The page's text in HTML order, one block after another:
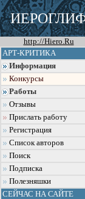
http://Hiero.Ru
АРТ-КРИТИКА
Информация
Конкурсы
Работы
Отзывы
Прислать работу
Регистрация
Список авторов
Поиск
Подписка
Полезняшки
СЕЙЧАС НА САЙТЕ